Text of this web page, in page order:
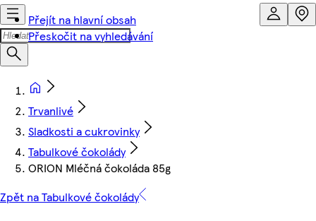
Přejít na hlavní obsah
Přeskočit na vyhledávání
Trvanlivé
Sladkosti a cukrovinky
Tabulkové čokolády
ORION Mléčná čokoláda 85g
Zpět na Tabulkové čokolády